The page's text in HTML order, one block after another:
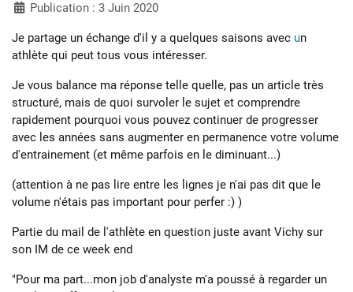
Publication : 3 Juin 2020
Je partage un échange d'il y a quelques saisons avec un
athlète qui peut tous vous intéresser.
Je vous balance ma réponse telle quelle, pas un article très
structuré, mais de quoi survoler le sujet et comprendre
rapidement pourquoi vous pouvez continuer de progresser
avec les années sans augmenter en permanence votre volume
d'entrainement (et même parfois en le diminuant...)
(attention à ne pas lire entre les lignes je n'ai pas dit que le
volume n'étais pas important pour perfer :) )
Partie du mail de l'athlète en question juste avant Vichy sur
son IM de ce week end
"Pour ma part...mon job d'analyste m'a poussé à regarder un